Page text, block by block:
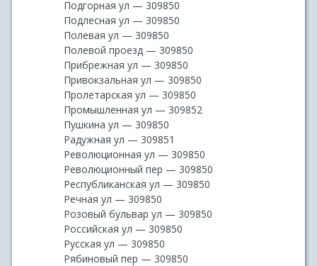
Подгорная ул — 309850
Подлесная ул — 309850
Полевая ул — 309850
Полевой проезд — 309850
Прибрежная ул — 309850
Привокзальная ул — 309850
Пролетарская ул — 309850
Промышленная ул — 309852
Пушкина ул — 309850
Радужная ул — 309851
Революционная ул — 309850
Революционный пер — 309850
Республиканская ул — 309850
Речная ул — 309850
Розовый бульвар ул — 309850
Российская ул — 309850
Русская ул — 309850
Рябиновый пер — 309850